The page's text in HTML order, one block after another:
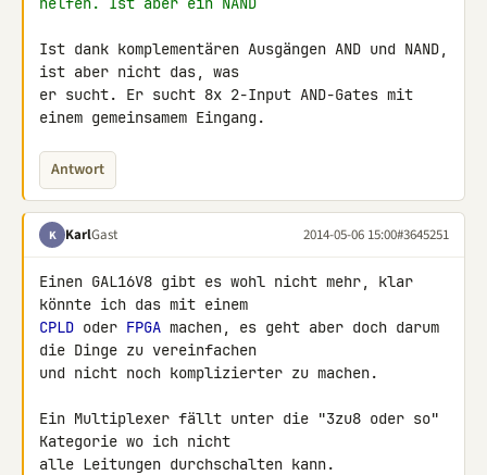
Ist dank komplementären Ausgängen AND und NAND,
ist aber nicht das, was
er sucht. Er sucht 8x 2-Input AND-Gates mit
einem gemeinsamem Eingang.
Antwort
K KarlGast 2014-05-06 15:00#3645251
Einen GAL16V8 gibt es wohl nicht mehr, klar
CPLD oder FPGA machen, es geht aber doch darum
die Dinge zu vereinfachen
und nicht noch komplizierter zu machen.
Ein Multiplexer fällt unter die "3zu8 oder so"
Kategorie wo ich nicht
alle Leitungen durchschalten kann.